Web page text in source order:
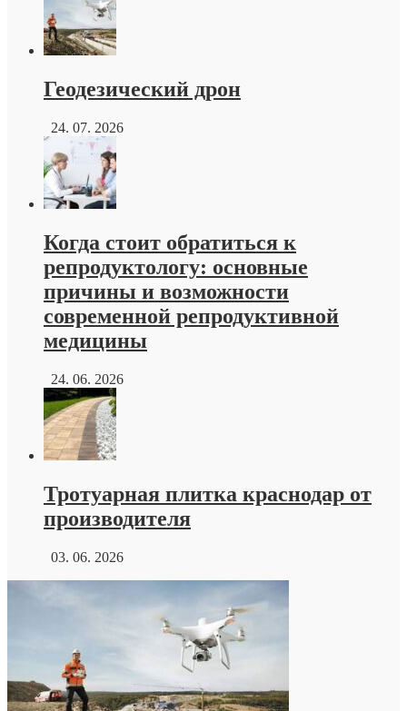
Геодезический дрон
24. 07. 2026
Когда стоит обратиться к
репродуктологу: основные
причины и возможности
современной репродуктивной
медицины
24. 06. 2026
Тротуарная плитка краснодар от
производителя
03. 06. 2026